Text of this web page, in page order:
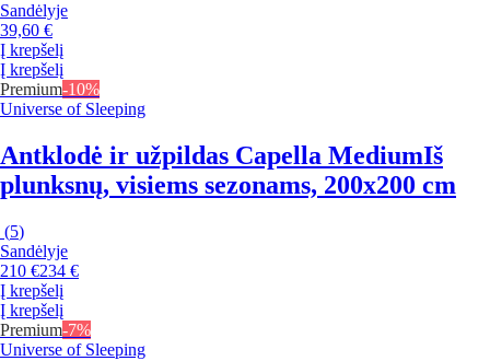
Sandėlyje
39,60 €
Į krepšelį
Į krepšelį
Premium-10%
Universe of Sleeping
Antklodė ir užpildas Capella MediumIš
plunksnų, visiems sezonams, 200x200 cm
(5)
Sandėlyje
210 €234 €
Į krepšelį
Į krepšelį
Premium-7%
Universe of Sleeping